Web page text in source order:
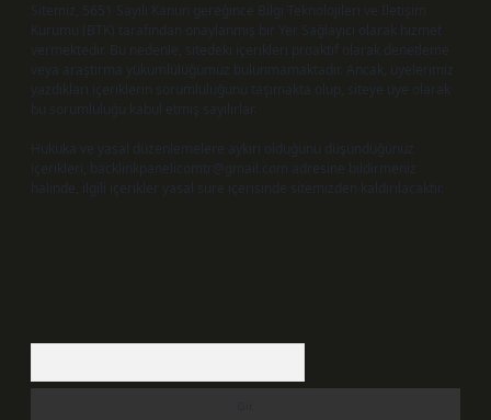
Sitemiz, 5651 Sayılı Kanun gereğince Bilgi Teknolojileri ve İletişim
Kurumu (BTK) tarafından onaylanmış bir Yer Sağlayıcı olarak hizmet
vermektedir. Bu nedenle, sitedeki içerikleri proaktif olarak denetleme
veya araştırma yükümlülüğümüz bulunmamaktadır. Ancak, üyelerimiz
yazdıkları içeriklerin sorumluluğunu taşımakta olup, siteye üye olarak
bu sorumluluğu kabul etmiş sayılırlar.
Hukuka ve yasal düzenlemelere aykırı olduğunu düşündüğünüz
içerikleri, backlinkpanelicomtr@gmail.com adresine bildirmeniz
halinde, ilgili içerikler yasal süre içerisinde sitemizden kaldırılacaktır.